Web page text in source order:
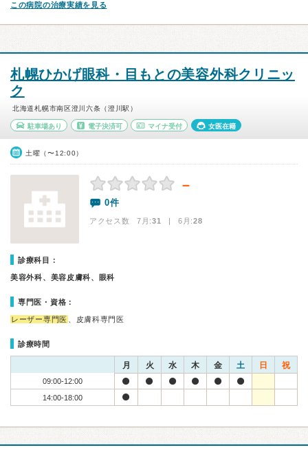
この病院の治療実績を見る
札幌ひかげ眼科・目もとの美容外科クリニッ
ク
北海道札幌市南区澄川六条（澄川駅）
駐車場あり 電子決済可 マイナ受付 女医在籍
土曜（〜12:00）
－
0件
アクセス数 7月:31 | 6月:28
診療科目：
美容外科、美容皮膚科、眼科
専門医・資格：
レーザー専門医 、皮膚科専門医
診療時間
月 火 水 木 金 土 日 祝
09:00-12:00
14:00-18:00